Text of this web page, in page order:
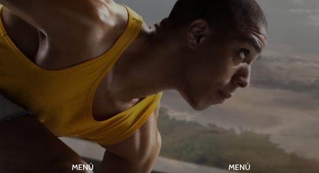
MENÚ MENÚ